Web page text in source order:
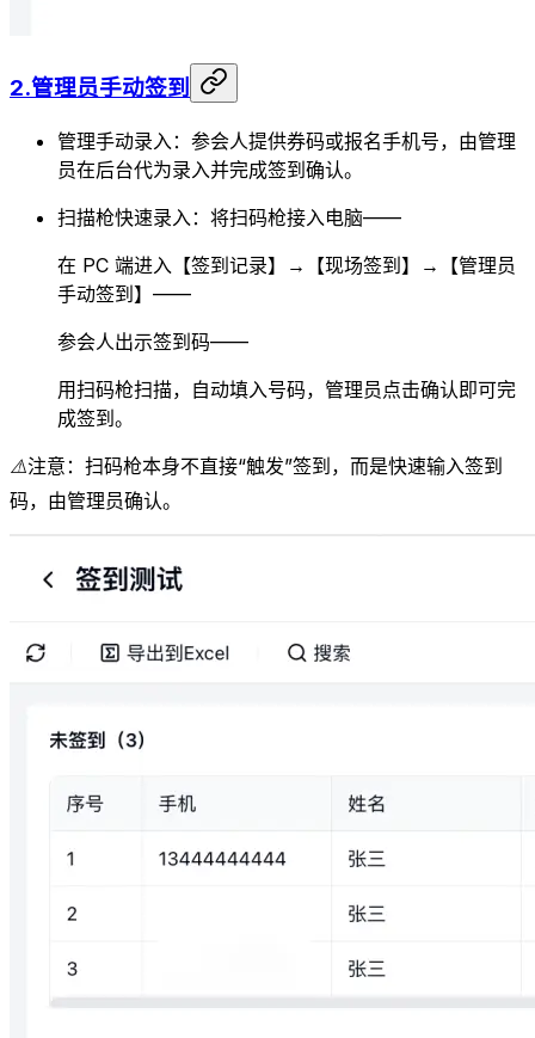
2.管理员手动签到
管理手动录入：参会人提供券码或报名手机号，由管理
员在后台代为录入并完成签到确认。
扫描枪快速录入：将扫码枪接入电脑——
在 PC 端进入【签到记录】→【现场签到】→【管理员
手动签到】——
参会人出示签到码——
用扫码枪扫描，自动填入号码，管理员点击确认即可完
成签到。
⚠️注意：扫码枪本身不直接“触发”签到，而是快速输入签到
码，由管理员确认。